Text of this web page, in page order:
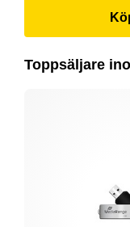
Toppsäljare